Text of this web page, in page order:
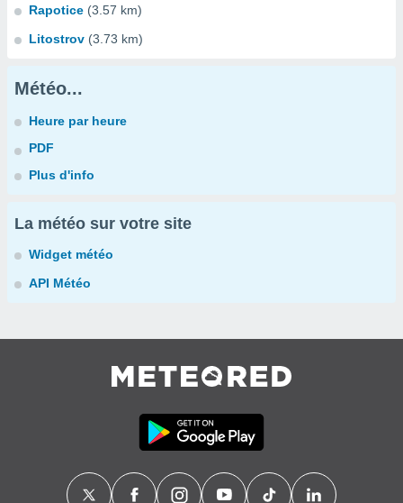
Rapotice (3.57 km)
Litostrov (3.73 km)
Météo...
Heure par heure
PDF
Plus d'info
La météo sur votre site
Widget météo
API Météo